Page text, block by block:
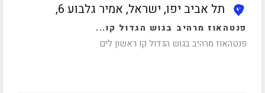
תל אביב יפו, ישראל, אמיר גלבוע 6,
פנטהאוז מרהיב בגוש הגדול קו...
פנטהאוז מרהיב בגוש הגדול קו ראשון לים